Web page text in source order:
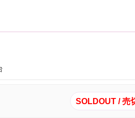
SOLDOUT / 売